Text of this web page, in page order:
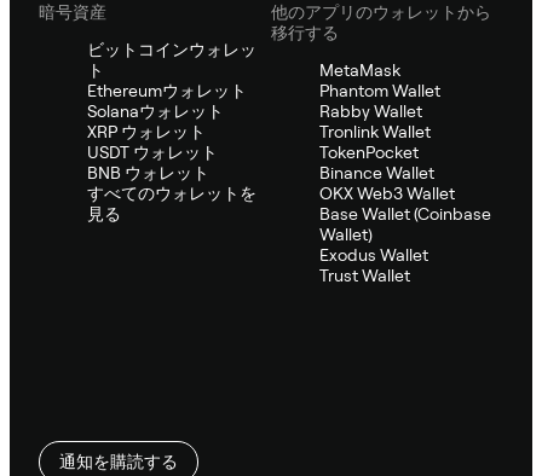
暗号資産
ビットコインウォレッ
ト
Ethereumウォレット
Solanaウォレット
XRP ウォレット
USDT ウォレット
BNB ウォレット
すべてのウォレットを
見る
他のアプリのウォレットから
移行する
MetaMask
Phantom Wallet
Rabby Wallet
Tronlink Wallet
TokenPocket
Binance Wallet
OKX Web3 Wallet
Base Wallet (Coinbase
Wallet)
Exodus Wallet
Trust Wallet
通知を購読する